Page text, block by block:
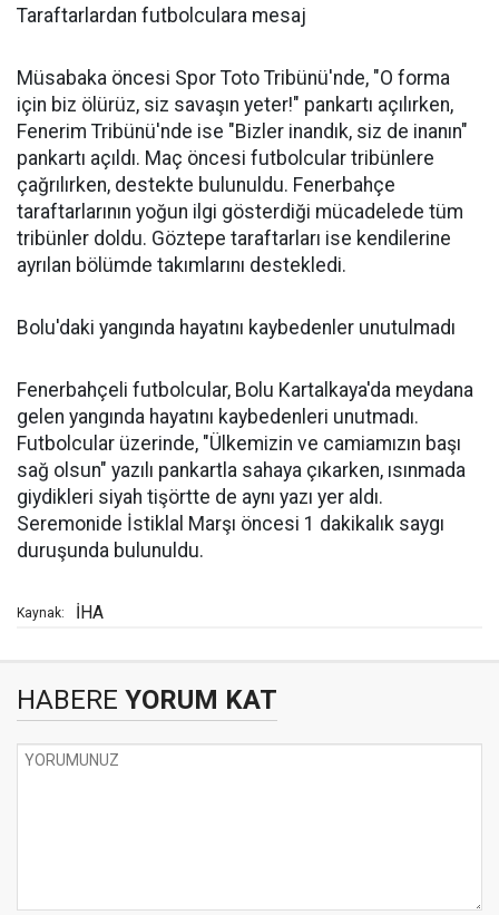
Taraftarlardan futbolculara mesaj
Müsabaka öncesi Spor Toto Tribünü'nde, "O forma
için biz ölürüz, siz savaşın yeter!" pankartı açılırken,
Fenerim Tribünü'nde ise "Bizler inandık, siz de inanın"
pankartı açıldı. Maç öncesi futbolcular tribünlere
çağrılırken, destekte bulunuldu. Fenerbahçe
taraftarlarının yoğun ilgi gösterdiği mücadelede tüm
tribünler doldu. Göztepe taraftarları ise kendilerine
ayrılan bölümde takımlarını destekledi.
Bolu'daki yangında hayatını kaybedenler unutulmadı
Fenerbahçeli futbolcular, Bolu Kartalkaya'da meydana
gelen yangında hayatını kaybedenleri unutmadı.
Futbolcular üzerinde, "Ülkemizin ve camiamızın başı
sağ olsun" yazılı pankartla sahaya çıkarken, ısınmada
giydikleri siyah tişörtte de aynı yazı yer aldı.
Seremonide İstiklal Marşı öncesi 1 dakikalık saygı
duruşunda bulunuldu.
Kaynak: İHA
HABERE YORUM KAT